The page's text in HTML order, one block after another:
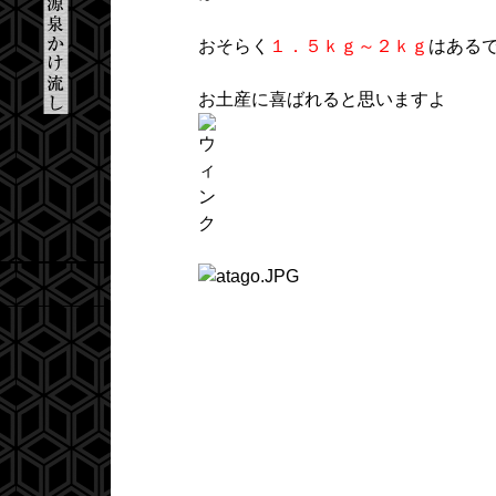
おそらく １．５ｋｇ～２ｋｇ はある
お土産に喜ばれると思いますよ